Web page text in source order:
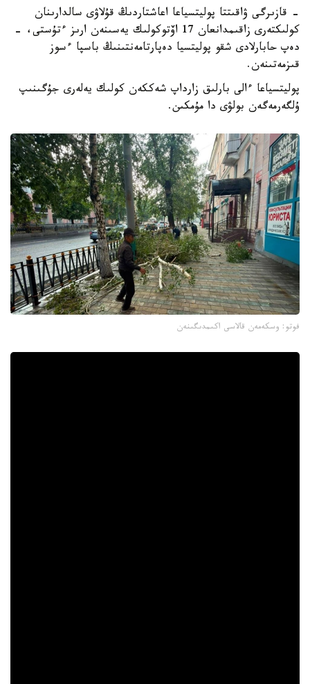
- قازىرگى ۋاقىتتا پوليتسياعا اعاشتاردىڭ قۇلاۋى سالدارىنان
كولىكتەرى زاقىمدانعان 17 اۆتوكولىك يەسىنەن ارىز ءتۇستى، -
دەپ حابارلادى شقو پوليتسيا دەپارتامەنتىنىڭ باسپا ءسوز
قىزمەتىنەن.
پوليتسياعا ءالى بارلىق زارداپ شەككەن كولىك يەلەرى جۇگىنىپ
ۇلگەرمەگەن بولۋى دا مۇمكىن.
فوتو: وسكەمەن قالاسى اكىمدىگىنەن